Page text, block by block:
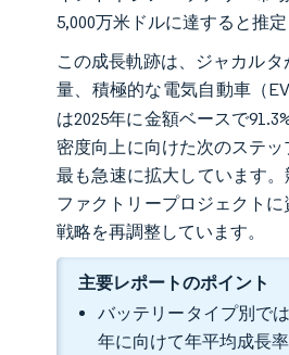
5,000万米ドルに達すると推
この成長軌跡は、ジャカル
量、積極的な電気自動車（
は2025年に金額ベースで
密度向上に向けた次のステ
最も急速に拡大しています
ファクトリープロジェクトに
戦略を再調整しています。
主要レポートのポイント
バッテリータイプ別で
年に向けて年平均成長